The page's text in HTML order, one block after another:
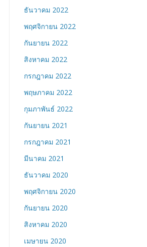
ธันวาคม 2022
พฤศจิกายน 2022
กันยายน 2022
สิงหาคม 2022
กรกฎาคม 2022
พฤษภาคม 2022
กุมภาพันธ์ 2022
กันยายน 2021
กรกฎาคม 2021
มีนาคม 2021
ธันวาคม 2020
พฤศจิกายน 2020
กันยายน 2020
สิงหาคม 2020
เมษายน 2020